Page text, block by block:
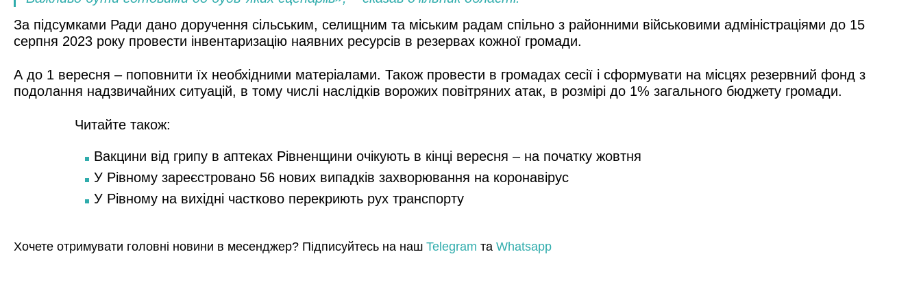
За підсумками Ради дано доручення сільським, селищним та міським радам спільно з районними військовими адміністраціями до 15
серпня 2023 року провести інвентаризацію наявних ресурсів в резервах кожної громади.
А до 1 вересня – поповнити їх необхідними матеріалами. Також провести в громадах сесії і сформувати на місцях резервний фонд з
подолання надзвичайних ситуацій, в тому числі наслідків ворожих повітряних атак, в розмірі до 1% загального бюджету громади.
Читайте також:
Вакцини від грипу в аптеках Рівненщини очікують в кінці вересня – на початку жовтня
У Рівному зареєстровано 56 нових випадків захворювання на коронавірус
У Рівному на вихідні частково перекриють рух транспорту
Хочете отримувати головні новини в месенджер? Підписуйтесь на наш Telegram та Whatsapp